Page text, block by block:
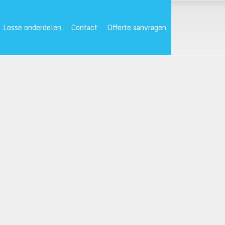
Losse onderdelen Contact Offerte aanvragen